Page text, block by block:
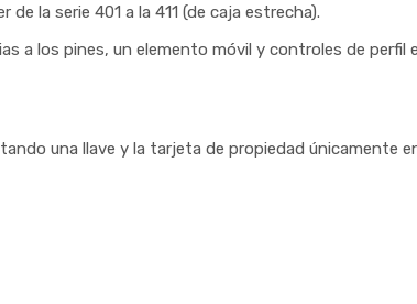
la serie 401 a la 411 (de caja estrecha).
a los pines, un elemento móvil y controles de perfil
una llave y la tarjeta de propiedad únicamente